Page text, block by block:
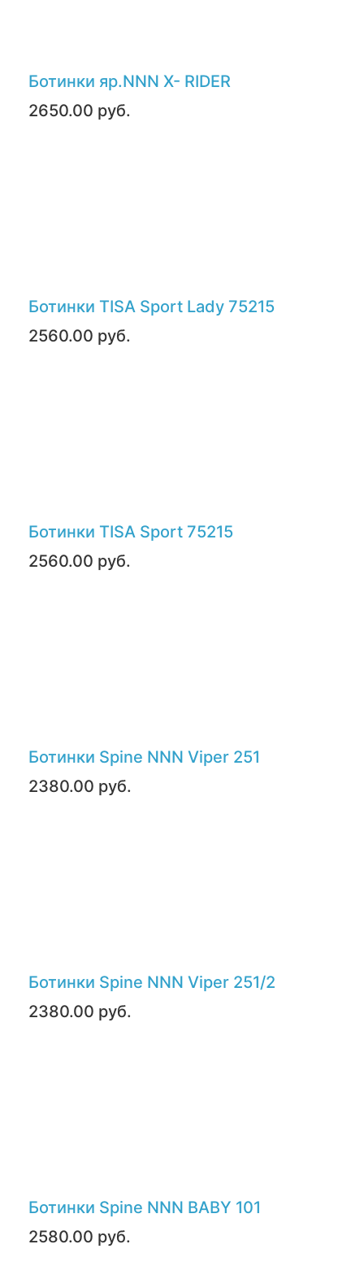
Ботинки яр.NNN X- RIDER
2650.00 руб.
Ботинки TISA Sport Lady 75215
2560.00 руб.
Ботинки TISA Sport 75215
2560.00 руб.
Ботинки Spine NNN Viper 251
2380.00 руб.
Ботинки Spine NNN Viper 251/2
2380.00 руб.
Ботинки Spine NNN BABY 101
2580.00 руб.